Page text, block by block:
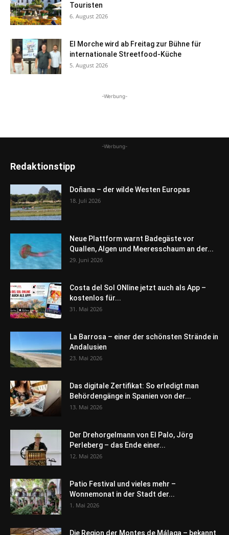
Touristen
6. August 2026
El Morche wird ab Freitag zur Bühne für
internationale Streetfood-Küche
5. August 2026
-Werbung-
-Werbung-
Redaktionstipp
Doñana – der wilde Westen Europas
18. Juli 2026
Neue Plattform warnt Badegäste vor
Quallen, Algen und Meeresschaum an der...
29. Juni 2026
Costa del Sol ONline jetzt auch als App –
kostenlos für...
31. Mai 2026
La Barrosa – einer der schönsten Strände in
Andalusien
23. Mai 2026
Das digitale Zertifikat: So erledigt man
Behördengänge in Spanien von der...
13. Mai 2026
Der Drehorgelmann von El Palo, Jörg
Perleberg – das Ende einer...
12. Mai 2026
Patio Festival und vieles mehr –
Wonnemonat in der Stadt der...
1. Mai 2026
Die Region der Montes de Málaga – bekannt